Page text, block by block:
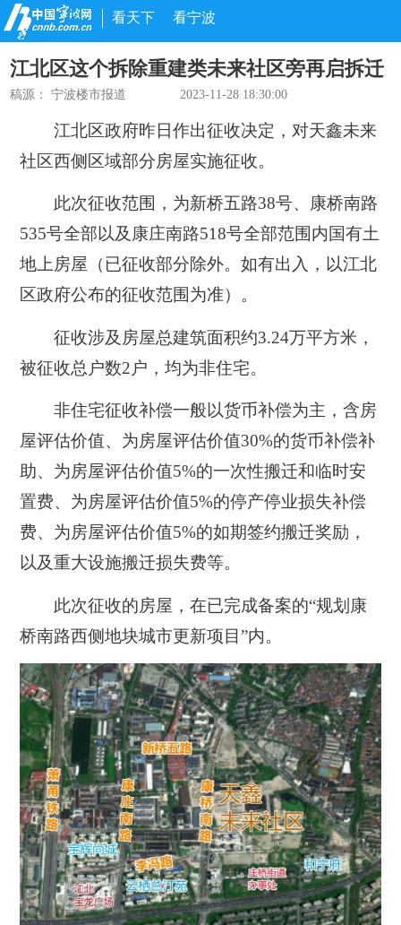
看天下 看宁波
江北区这个拆除重建类未来社区旁再启拆迁
稿源：宁波楼市报道 2023-11-28 18:30:00
江北区政府昨日作出征收决定，对天鑫未来
社区西侧 区域部分房屋实施征收。
此次征收范围，为新桥五路38号、康桥南路
535号全部以及康庄南路518号全部范围内国有土
地上房屋 （已征收部分除外。如有出入，以江北
区政府公布的征收范围为准） 。
征收涉及房屋总建筑面积约3.24万平方米 ，
被征收总户数2户，均为非住宅。
非住宅征收补偿一般以货币补偿为主，含房
屋评估价值、为房屋评估价值30%的货币补偿补
助、为房屋评估价值5%的一次性搬迁和临时安
置费、为房屋评估价值5%的停产停业损失补偿
费、为房屋评估价值5%的如期签约搬迁奖励，
以及重大设施搬迁损失费等。
此次征收的房屋，在已完成备案的“规划康
桥南路西侧地块城市更新项目”内。